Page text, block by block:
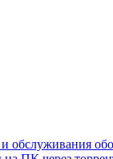
обслуживания